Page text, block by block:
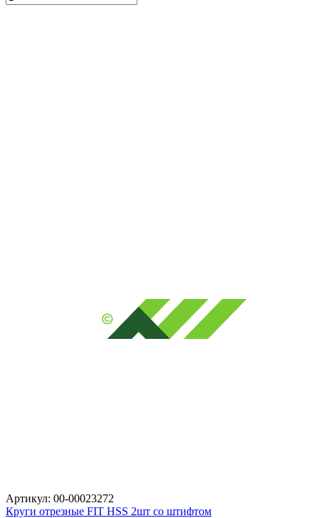
Артикул: 00-00023272
Круги отрезные FIT HSS 2шт со штифтом